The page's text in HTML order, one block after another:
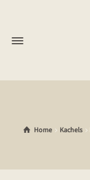
Home Kachels